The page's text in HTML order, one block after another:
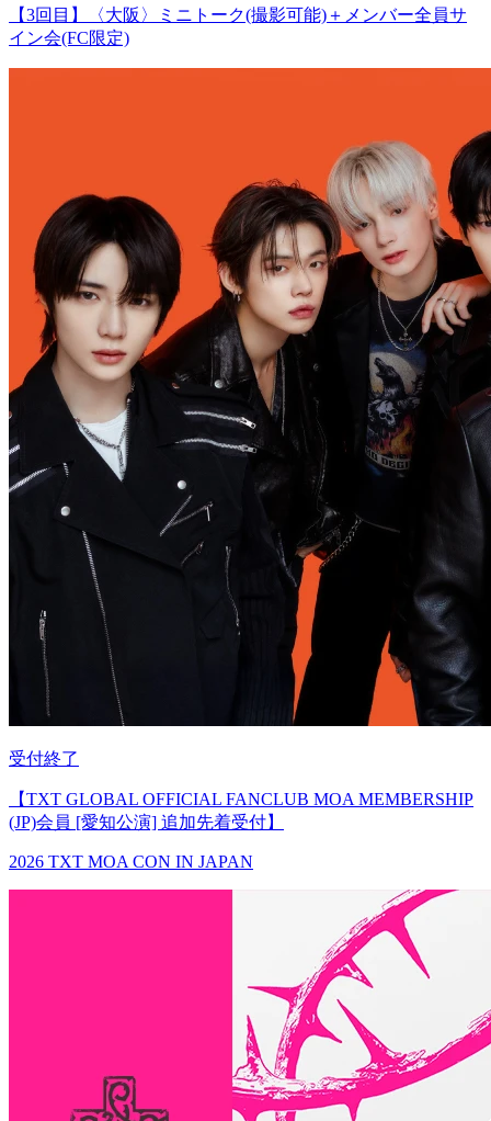
【3回目】〈大阪〉ミニトーク(撮影可能)＋メンバー全員サ
イン会(FC限定)
受付終了
【TXT GLOBAL OFFICIAL FANCLUB MOA MEMBERSHIP
(JP)会員 [愛知公演] 追加先着受付】
2026 TXT MOA CON IN JAPAN